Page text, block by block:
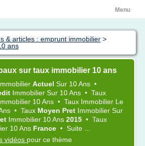
Menu
& articles : emprunt immobilier >
ans
sur taux immobilier 10 ans
Actuel Sur 10 Ans •
Immobilier Sur 10 Ans • Taux
10 Ans • Taux Immobilier Le
• Taux Moyen Pret Immobilier Sur
Immobilier 10 Ans 2015 • Taux
10 Ans France • Suite ...
vidéos pour ce thème